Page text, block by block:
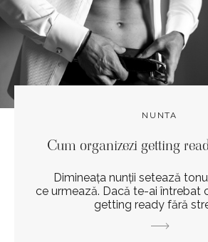
NUNTA
Cum organizezi getting
Dimineața nunții setează
ce urmează. Dacă te-ai întrebat
getting ready fără